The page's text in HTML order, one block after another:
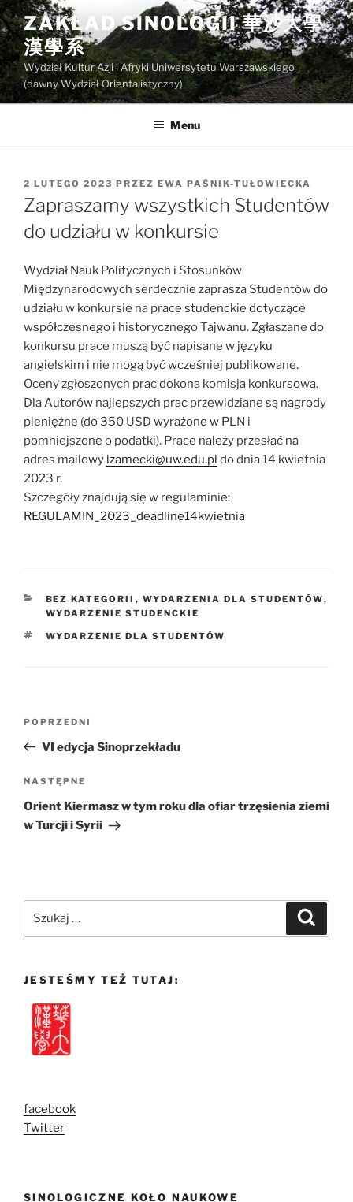
Przejdź
do
treści
ZAKŁAD SINOLOGII 華沙大學
漢學系
Wydział Kultur Azji i Afryki Uniwersytetu Warszawskiego
(dawny Wydział Orientalistyczny)
Menu
OPUBLIKOWANE
W
2 LUTEGO 2023 PRZEZ EWA PAŚNIK-TUŁOWIECKA
Zapraszamy wszystkich Studentów
do udziału w konkursie
Wydział Nauk Politycznych i Stosunków
Międzynarodowych serdecznie zaprasza Studentów do
udziału w konkursie na prace studenckie dotyczące
współczesnego i historycznego Tajwanu. Zgłaszane do
konkursu prace muszą być napisane w języku
angielskim i nie mogą być wcześniej publikowane.
Oceny zgłoszonych prac dokona komisja konkursowa.
Dla Autorów najlepszych prac przewidziane są nagrody
pieniężne (do 350 USD wyrażone w PLN i
pomniejszone o podatki). Prace należy przesłać na
adres mailowy lzamecki@uw.edu.pl do dnia 14 kwietnia
2023 r.
Szczegóły znajdują się w regulaminie:
REGULAMIN_2023_deadline14kwietnia
KATEGORIE
BEZ KATEGORII , WYDARZENIA DLA STUDENTÓW,
WYDARZENIE STUDENCKIE
TAGI
WYDARZENIE DLA STUDENTÓW
Poprzedni
wpis
POPRZEDNI
VI edycja Sinoprzekładu
Następny
wpis
NASTĘPNE
Orient Kiermasz w tym roku dla ofiar trzęsienia ziemi
w Turcji i Syrii
JESTEŚMY TEŻ TUTAJ:
facebook
Twitter
SINOLOGICZNE KOŁO NAUKOWE